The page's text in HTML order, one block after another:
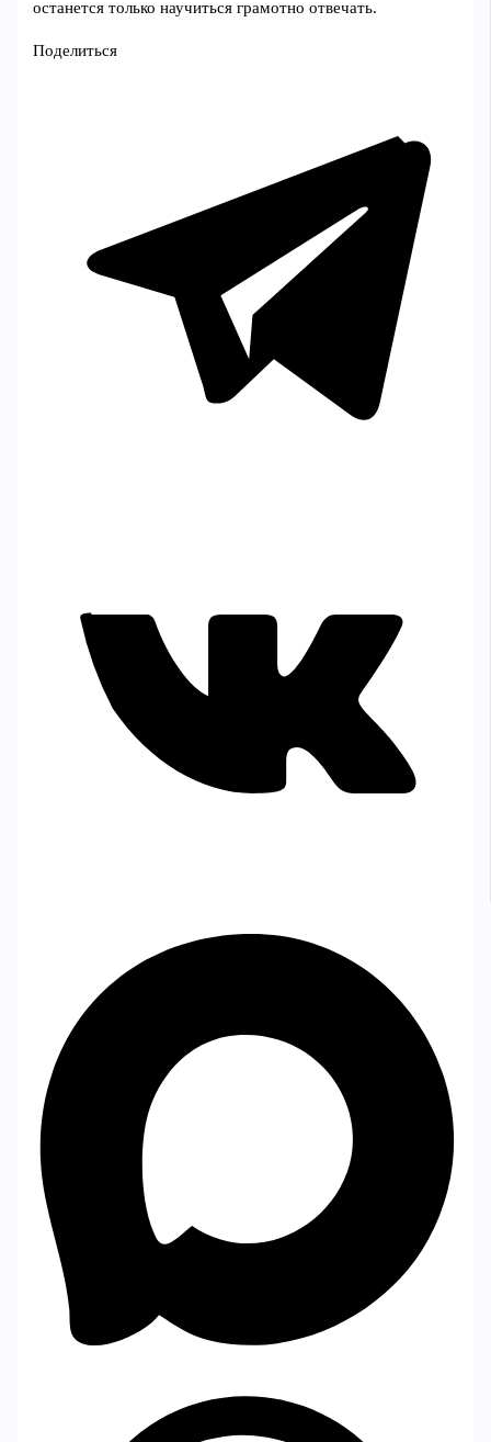
останется только научиться грамотно отвечать.
Поделиться